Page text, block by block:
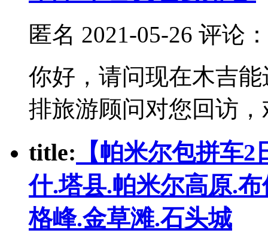
匿名 2021-05-26 评论：
你好，请问现在木吉
排旅游顾问对您回访
title: 【帕米尔包拼车
什.塔县.帕米尔高原.
格峰.金草滩.石头城